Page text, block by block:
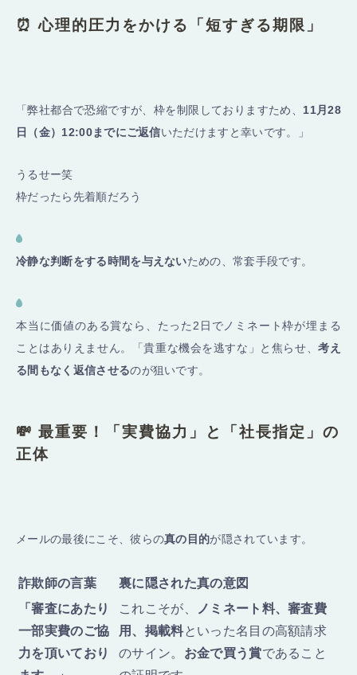
⏰ 心理的圧力をかける「短すぎる期限」
「弊社都合で恐縮ですが、枠を制限しておりますため、 11月28
日（金）12:00までにご返信いただけますと幸いです。」
うるせー笑
枠だったら先着順だろう
冷静な判断をする時間を与えないための、常套手段です。
本当に価値のある賞なら、たった2日でノミネート枠が埋まる
ことはありえません。「貴重な機会を逃すな」と焦らせ、考え
る間もなく返信させるのが狙いです。
💸 最重要！「実費協力」と「社長指定」の
正体
メールの最後にこそ、彼らの真の目的が隠されています。
詐欺師の言葉
裏に隠された真の意図
「審査にあたり
一部実費のご協
力を頂いており
これこそが、
ノミネート料、審査費
用、掲載料といった名目の高額請求
のサイン。 お金で買う賞であること